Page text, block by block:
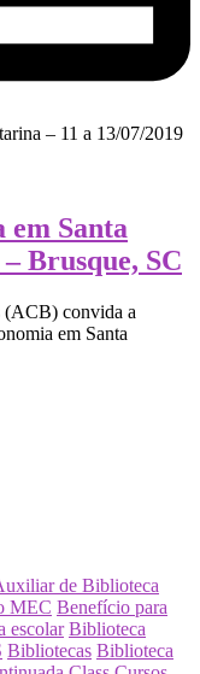
em Santa
Brusque, SC
(ACB) convida a
em Santa
de Biblioteca
MEC Benefício para
escolar Biblioteca
Bibliotecas Biblioteca